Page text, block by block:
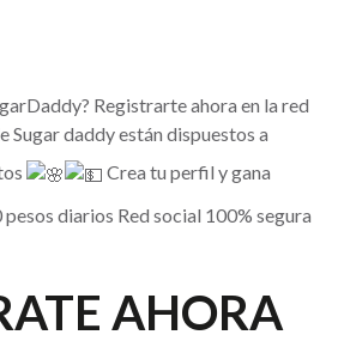
Registrarte ahora en la red
Sugar daddy están dispuestos a
Crea tu perfil y gana
diarios Red social 100% segura
AHORA